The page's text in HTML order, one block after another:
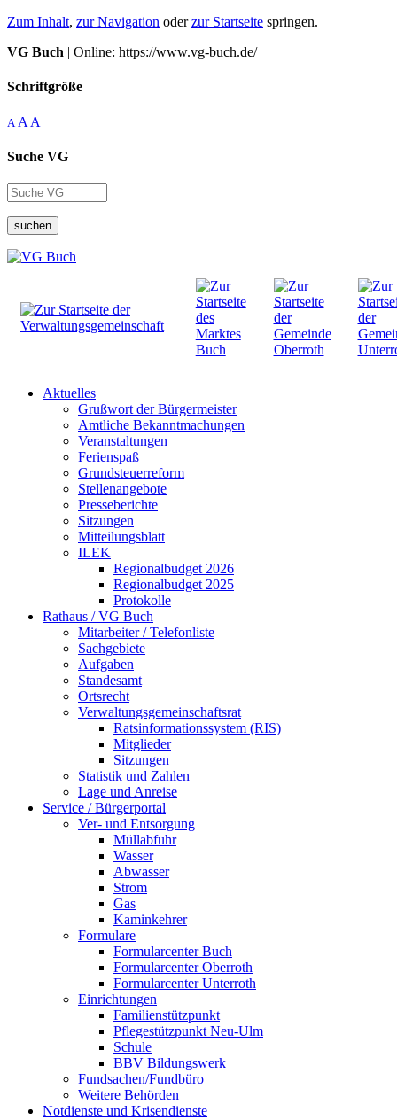
Zum Inhalt, zur Navigation oderzur Startseite springen.
VG Buch | Online: https://www.vg-buch.de/
Schriftgröße
A A A
Suche VG
suchen
Aktuelles
Grußwort der Bürgermeister
Amtliche Bekanntmachungen
Veranstaltungen
Ferienspaß
Grundsteuerreform
Stellenangebote
Presseberichte
Sitzungen
Mitteilungsblatt
ILEK
Regionalbudget 2026
Regionalbudget 2025
Protokolle
Rathaus / VG Buch
Mitarbeiter / Telefonliste
Sachgebiete
Aufgaben
Standesamt
Ortsrecht
Verwaltungsgemeinschaftsrat
Ratsinformationssystem (RIS)
Mitglieder
Sitzungen
Statistik und Zahlen
Lage und Anreise
Service / Bürgerportal
Ver- und Entsorgung
Müllabfuhr
Wasser
Abwasser
Strom
Gas
Kaminkehrer
Formulare
Formularcenter Buch
Formularcenter Oberroth
Formularcenter Unterroth
Einrichtungen
Familienstützpunkt
Pflegestützpunkt Neu-Ulm
Schule
BBV Bildungswerk
Fundsachen/Fundbüro
Weitere Behörden
Notdienste und Krisendienste